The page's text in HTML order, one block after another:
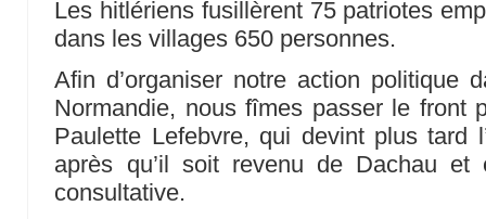
Les hitlériens fusillèrent 75 patriotes
dans les villages 650 personnes.
Afin d’organiser notre action politique
Normandie, nous fîmes passer le front
Paulette Lefebvre, qui devint plus tard
après qu’il soit revenu de Dachau et
consultative.